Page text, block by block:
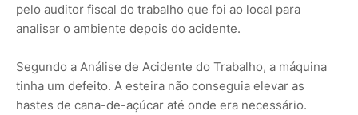
pelo auditor fiscal do trabalho que foi ao local para
analisar o ambiente depois do acidente.
Segundo a Análise de Acidente do Trabalho, a máquina
tinha um defeito. A esteira não conseguia elevar as
hastes de cana-de-açúcar até onde era necessário.